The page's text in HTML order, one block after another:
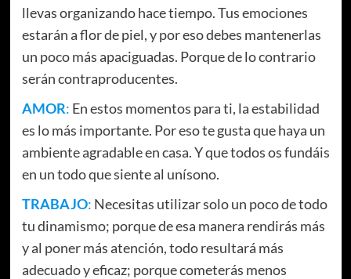
llevas organizando hace tiempo. Tus emociones
estarán a flor de piel, y por eso debes mantenerlas
un poco más apaciguadas. Porque de lo contrario
serán contraproducentes.
AMOR: En estos momentos para ti, la estabilidad
es lo más importante. Por eso te gusta que haya un
ambiente agradable en casa. Y que todos os fundáis
en un todo que siente al unísono.
TRABAJO: Necesitas utilizar solo un poco de todo
tu dinamismo; porque de esa manera rendirás más
y al poner más atención, todo resultará más
adecuado y eficaz; porque cometerás menos